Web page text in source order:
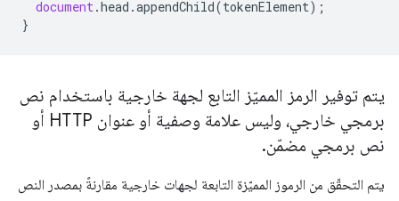
document.head .appendChild(tokenElement);
}
يتم توفير الرمز المميّز التابع لجهة خارجية باستخدام نص
برمجي خارجي، وليس علامة وصفية أو عنوان HTTP أو
نص برمجي مضمّن.
يتم التحقّق من الرموز المميّزة التابعة لجهات خارجية مقارنةً بمصدر النص